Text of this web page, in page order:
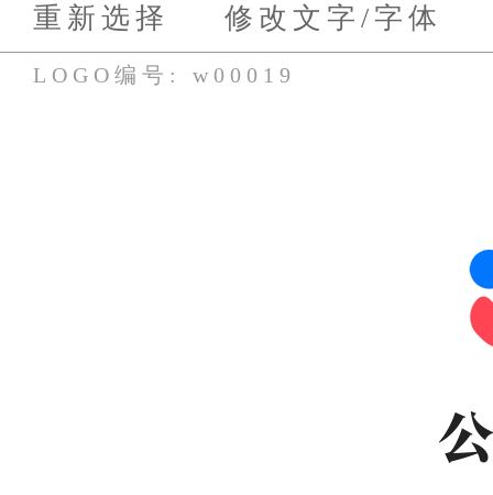
重新选择 修改文字/字体
LOGO编号: w00019